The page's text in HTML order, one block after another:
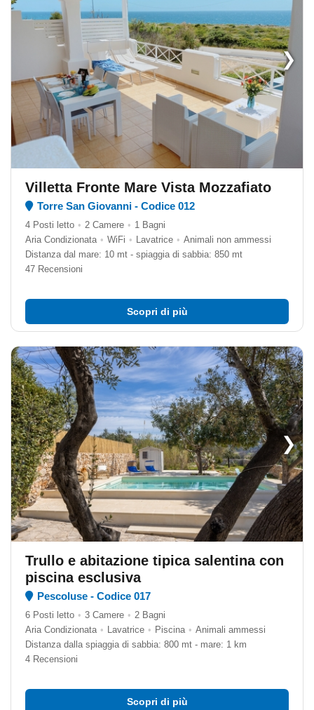
❯
Villetta Fronte Mare Vista Mozzafiato
Torre San Giovanni - Codice 012
4 Posti letto • 2 Camere • 1 Bagni
Aria Condizionata • WiFi • Lavatrice • Animali non ammessi
Distanza dal mare: 10 mt - spiaggia di sabbia: 850 mt
47 Recensioni
Scopri di più
❯
Trullo e abitazione tipica salentina con
piscina esclusiva
Pescoluse - Codice 017
6 Posti letto • 3 Camere • 2 Bagni
Aria Condizionata • Lavatrice • Piscina • Animali ammessi
Distanza dalla spiaggia di sabbia: 800 mt - mare: 1 km
4 Recensioni
Scopri di più